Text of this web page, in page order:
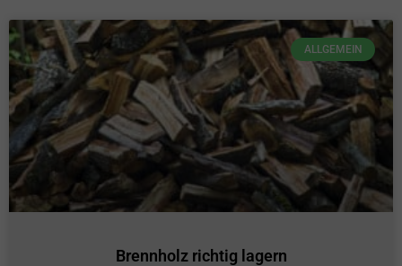
ALLGEMEIN
Brennholz richtig lagern